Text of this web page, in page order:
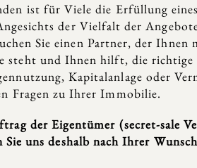
ist für Viele die Erfüllung
der Vielfalt der
Sie einen Partner, der Ihnen
steht und Ihnen hilft, die
Kapitalanlage oder
Fragen zu Ihrer Immobilie.
der Eigentümer (secret-sale
Sie uns deshalb nach Ihrer